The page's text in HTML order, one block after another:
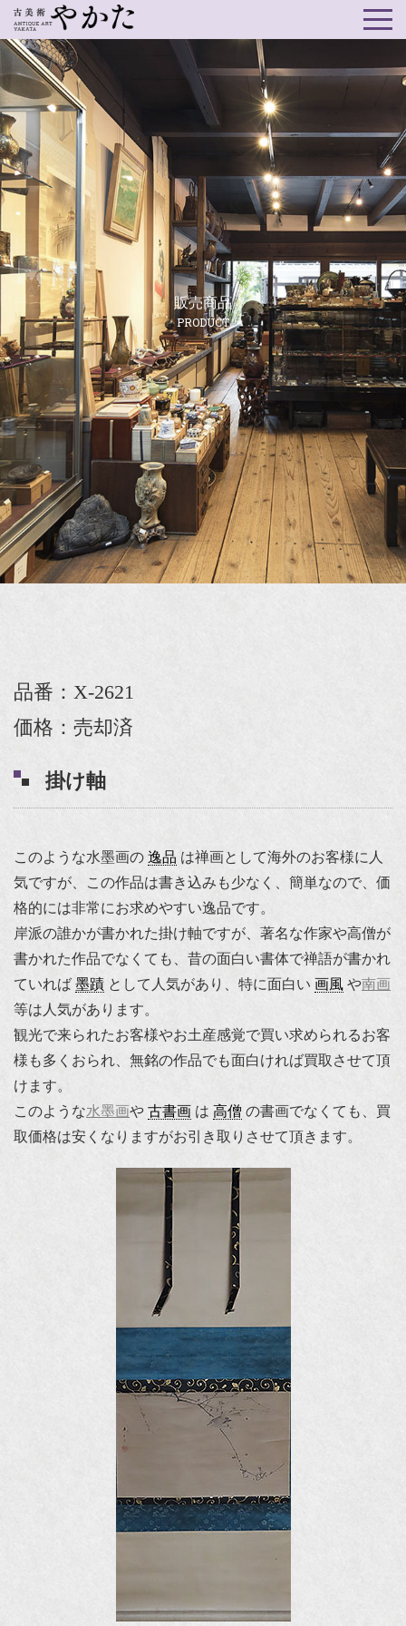
販売商品
PRODUCT
品番：X-2621
価格：売却済
掛け軸
このような水墨画の 逸品 は禅画として海外のお客様に人
気ですが、この作品は書き込みも少なく、簡単なので、価
格的には非常にお求めやすい逸品です。
岸派の誰かが書かれた掛け軸ですが、著名な作家や高僧が
書かれた作品でなくても、昔の面白い書体で禅語が書かれ
ていれば 墨蹟 として人気があり、特に面白い 画風 や南画
等は人気があります。
観光で来られたお客様やお土産感覚で買い求められるお客
様も多くおられ、無銘の作品でも面白ければ買取させて頂
けます。
このような水墨画や 古書画 は 高僧 の書画でなくても、買
取価格は安くなりますがお引き取りさせて頂きます。